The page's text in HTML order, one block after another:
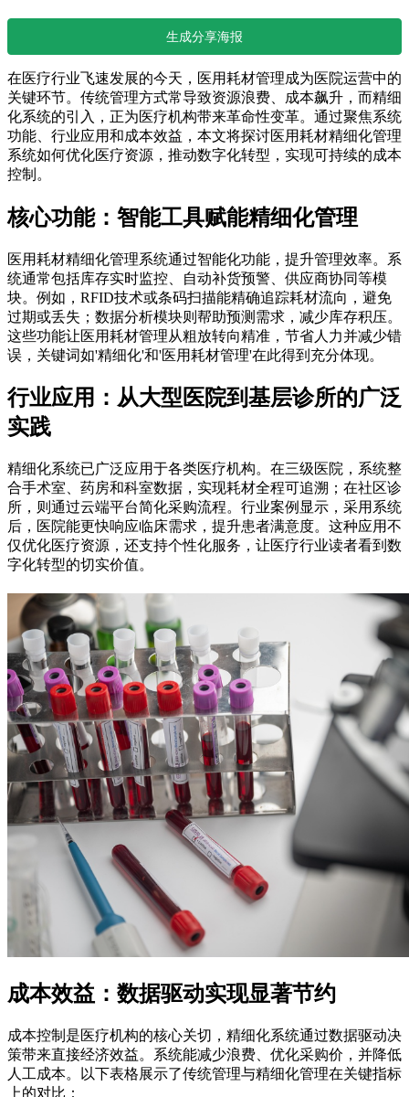
生成分享海报
在医疗行业飞速发展的今天，医用耗材管理成为医院运营中的
关键环节。传统管理方式常导致资源浪费、成本飙升，而精细
化系统的引入，正为医疗机构带来革命性变革。通过聚焦系统
功能、行业应用和成本效益，本文将探讨医用耗材精细化管理
系统如何优化医疗资源，推动数字化转型，实现可持续的成本
控制。
核心功能：智能工具赋能精细化管理
医用耗材精细化管理系统通过智能化功能，提升管理效率。系
统通常包括库存实时监控、自动补货预警、供应商协同等模
块。例如，RFID技术或条码扫描能精确追踪耗材流向，避免
过期或丢失；数据分析模块则帮助预测需求，减少库存积压。
这些功能让医用耗材管理从粗放转向精准，节省人力并减少错
误，关键词如'精细化'和'医用耗材管理'在此得到充分体现。
行业应用：从大型医院到基层诊所的广泛
实践
精细化系统已广泛应用于各类医疗机构。在三级医院，系统整
合手术室、药房和科室数据，实现耗材全程可追溯；在社区诊
所，则通过云端平台简化采购流程。行业案例显示，采用系统
后，医院能更快响应临床需求，提升患者满意度。这种应用不
仅优化医疗资源，还支持个性化服务，让医疗行业读者看到数
字化转型的切实价值。
成本效益：数据驱动实现显著节约
成本控制是医疗机构的核心关切，精细化系统通过数据驱动决
策带来直接经济效益。系统能减少浪费、优化采购价，并降低
人工成本。以下表格展示了传统管理与精细化管理在关键指标
上的对比：